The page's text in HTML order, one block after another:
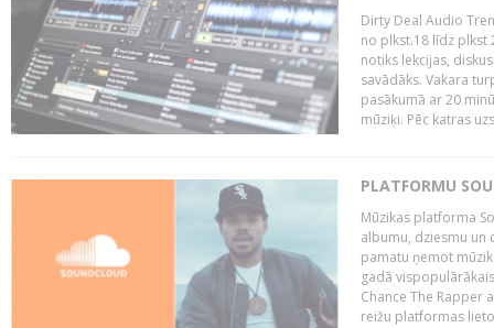
Dirty Deal Audio
no plkst.18 līdz plkst
notiks lekcijas,
savādāks. Vakara
pasākumā ar 20
mūziķi. Pēc katras
PLATFORMU
Mūzikas platforma
albumu, dziesmu un
pamatu ņemot
gadā
Chance The Rapper
reižu platformas